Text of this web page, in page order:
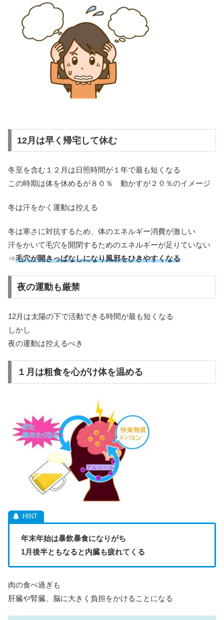
12月は早く帰宅して休む
冬至を含む１２月は日照時間が１年で最も短くなる
この時期は体を休めるが８０％ 動かすが２０％のイメージ
冬は汗をかく運動は控える
冬は寒さに対抗するため、体のエネルギー消費が激しい
汗をかいて毛穴を開閉するためのエネルギーが足りていない
⇒毛穴が開きっぱなしになり風邪をひきやすくなる
夜の運動も厳禁
12月は太陽の下で活動できる時間が最も短くなる
しかし
夜の運動は控えるべき
１月は粗食を心がけ体を温める
年末年始は暴飲暴食になりがち
1月後半ともなると内臓も疲れてくる
肉の食べ過ぎも
肝臓や腎臓、脳に大きく負担をかけることになる